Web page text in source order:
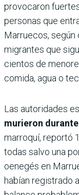
provocaron
personas que
Marruecos,
migrantes que
cientos de
comida, agua o
Las autoridades
murieron
marroquí, reportó
todas salvo una
oenegés en
habían registrado